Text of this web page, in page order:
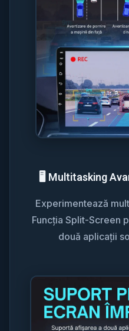
🖥️ Multitasking
Experimentează
Funcția Split-Screen
două aplicații